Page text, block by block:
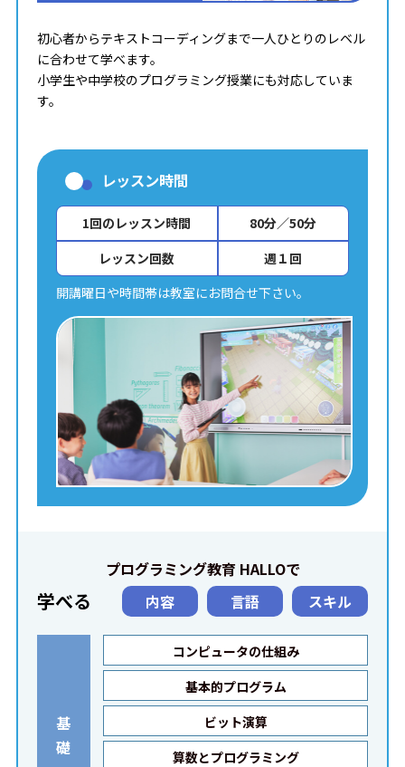
初心者からテキストコーディングまで一人ひとりのレベル
に合わせて学べます。
小学生や中学校のプログラミング授業にも対応していま
す。
レッスン時間
1回のレッスン時間
80分／50分
レッスン回数
週１回
開講曜日や時間帯は教室にお問合せ下さい。
プログラミング教育 HALLOで
学べる 内容 言語 スキル
基
礎
コンピュータの仕組み
基本的プログラム
ビット演算
算数とプログラミング